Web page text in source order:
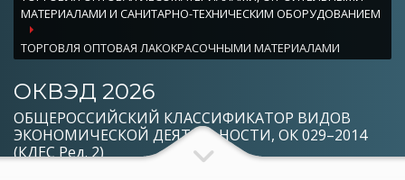
МАТЕРИАЛАМИ И САНИТАРНО-ТЕХНИЧЕСКИМ ОБОРУДОВАНИЕМ
ТОРГОВЛЯ ОПТОВАЯ ЛАКОКРАСОЧНЫМИ МАТЕРИАЛАМИ
ОКВЭД 2026
ОБЩЕРОССИЙСКИЙ КЛАССИФИКАТОР ВИДОВ
ЭКОНОМИЧЕСКОЙ ДЕЯТЕЛЬНОСТИ, ОК 029–2014
(КДЕС Ред. 2)